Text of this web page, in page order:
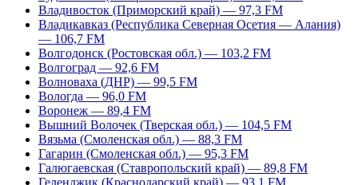
Владивосток (Приморский край) — 97,3 FM
Владикавказ (Республика Северная Осетия — Алания)
— 106,7 FM
Волгодонск (Ростовская обл.) — 103,2 FM
Волгоград — 92,6 FM
Волноваха (ДНР) — 99,5 FM
Вологда — 96,0 FM
Воронеж — 89,4 FM
Вышний Волочек (Тверская обл.) — 104,5 FM
Вязьма (Смоленская обл.) — 88,3 FM
Гагарин (Смоленская обл.) — 95,3 FM
Галюгаевская (Ставропольский край) — 89,8 FM
Геленджик (Краснодарский край) — 93,1 FM